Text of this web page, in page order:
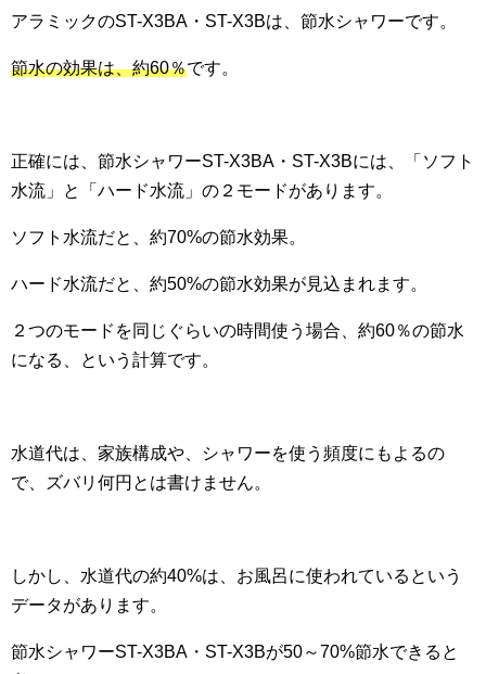
アラミックのST-X3BA・ST-X3Bは、節水シャワーです。
節水の効果は、約60％です。
正確には、節水シャワーST-X3BA・ST-X3Bには、「ソフト
水流」と「ハード水流」の２モードがあります。
ソフト水流だと、約70%の節水効果。
ハード水流だと、約50%の節水効果が見込まれます。
２つのモードを同じぐらいの時間使う場合、約60％の節水
になる、という計算です。
水道代は、家族構成や、シャワーを使う頻度にもよるの
で、ズバリ何円とは書けません。
しかし、水道代の約40%は、お風呂に使われているという
データがあります。
節水シャワーST-X3BA・ST-X3Bが50～70%節水できると